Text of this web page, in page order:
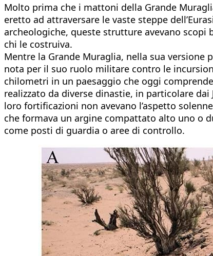
Molto prima che i mattoni della Grande
eretto ad attraversare le vaste steppe
archeologiche, queste strutture avevano
chi le costruiva.
Mentre la Grande Muraglia, nella sua versione
nota per il suo ruolo militare contro le
chilometri in un paesaggio che oggi
realizzato da diverse dinastie, in particolare
loro fortificazioni non avevano l’aspetto
che formava un argine compattato alto uno o
come posti di guardia o aree di controllo.